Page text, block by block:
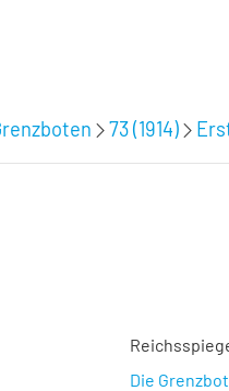
73 (1914)
Die